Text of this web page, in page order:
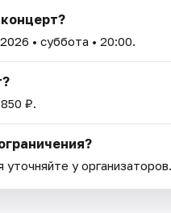
• суббота • 20:00.
₽.
уточняйте у организаторов.